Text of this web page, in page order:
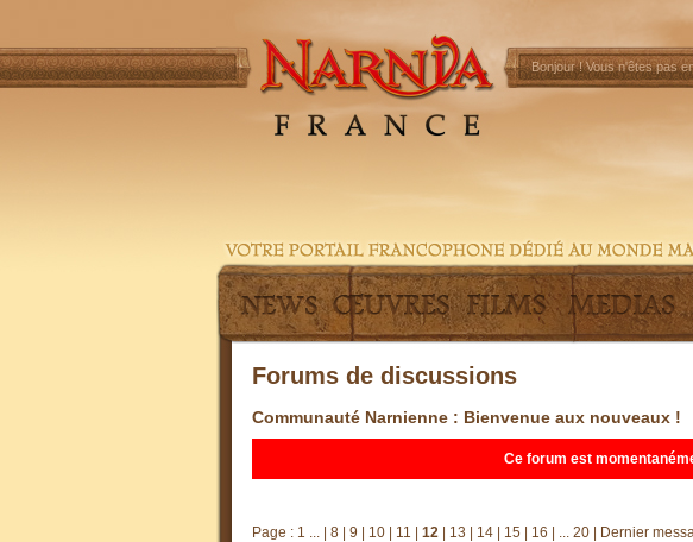
Bonjour !Vous n'êtes pas
Forums de discussions
Communauté Narnienne : Bienvenue aux nouveaux !
Ce forum est
Page : 1 ... 8 9 10 11 12 13 14 15 16 ... 20 Dernier